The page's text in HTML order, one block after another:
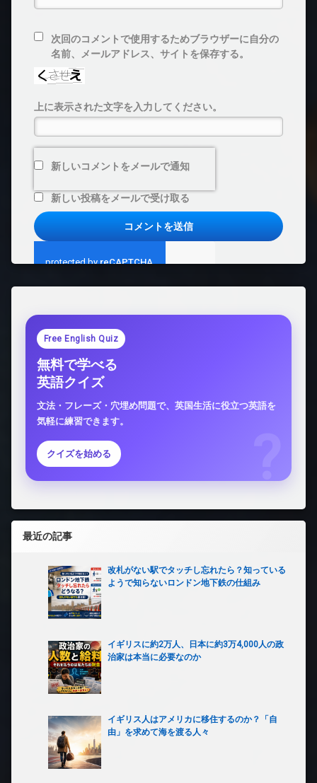
次回のコメントで使用するためブラウザーに自分の
名前、メールアドレス、サイトを保存する。
上に表示された文字を入力してください。
新しいコメントをメールで通知
新しい投稿をメールで受け取る
Free English Quiz
無料で学べる
英語クイズ
文法・フレーズ・穴埋め問題で、英国生活に役立つ英語を
気軽に練習できます。
クイズを始める
最近の記事
改札がない駅でタッチし忘れたら？知っている
ようで知らないロンドン地下鉄の仕組み
イギリスに約2万人、日本に約3万4,000人の政
治家は本当に必要なのか
イギリス人はアメリカに移住するのか？「自
由」を求めて海を渡る人々